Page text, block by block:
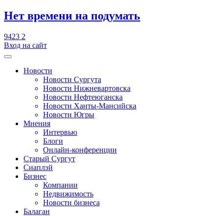
​Нет времени на подумать
9423 2
Вход на сайт
Новости
Новости Сургута
Новости Нижневартовска
Новости Нефтеюганска
Новости Ханты-Мансийска
Новости Югры
Мнения
Интервью
Блоги
Онлайн-конференции
Старый Сургут
Сиаплэй
Бизнес
Компании
Недвижимость
Новости бизнеса
Балаган